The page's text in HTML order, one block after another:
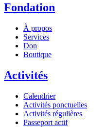
Fondation
À propos
Services
Don
Boutique
Activités
Calendrier
Activités ponctuelles
Activités régulières
Passeport actif